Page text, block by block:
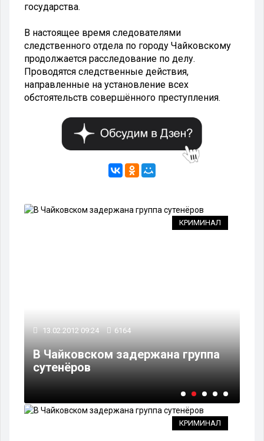
государства.
В настоящее время следователями
следственного отдела по городу Чайковскому
продолжается расследование по делу.
Проводятся следственные действия,
направленные на установление всех
обстоятельств совершённого преступления.
КРИМИНАЛ
13.02.2012 09:24 6164
В Чайковском задержана группа
сутенёров
КРИМИНАЛ